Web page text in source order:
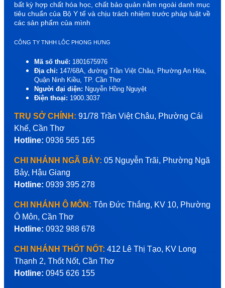
bất kỳ hợp chất hóa học, chất bảo quản nằm ngoài danh mục
tiêu chuẩn của Bộ Y tế và chịu trách nhiệm trước pháp luật về
các sản phẩm của mình
CÔNG TY TNHH LÔC PHONG HƯNG
Mã số thuế: 1801675976
Địa chỉ: 147/68A, đường Trần Việt Châu, Phường An Hòa,
Quận Ninh Kiều, TP. Cần Thơ
Người đại diện: Nguyễn Hồng Nguyệt
Điện thoại: 1900.3037
TRỤ SỞ CHÍNH: 91/78 Trần Việt Châu, Phường Cái
Khế, Cần Thơ
Hotline: 0936 565 165
CHI NHÁNH NGÃ BẢY: 05 Nguyễn Trãi, Phường Ngã
Bảy, Hậu Giang
Hotline: 0939 395 278
CHI NHÁNH Ô MÔN: Tôn Đức Thắng, KV 10, Phường
Ô Môn, Cần Thơ
Hotline: 0932 988 678
CHI NHÁNH THỐT NỐT: 412 Lê Thị Tạo, KV Long
Thạnh 2, Thốt Nốt, Cần Thơ
Hotline: 0945 626 155